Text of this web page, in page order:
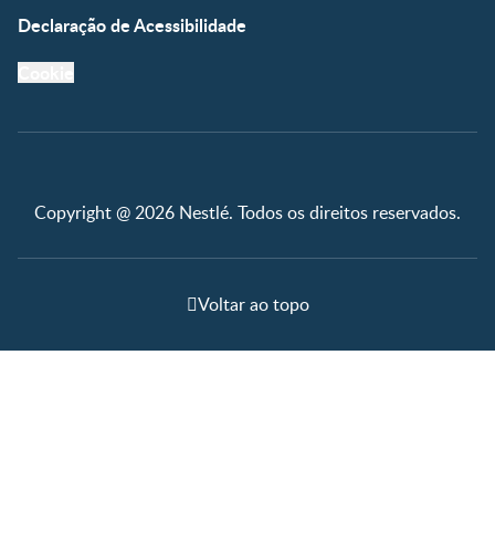
Declaração de Acessibilidade
Copyright @ 2026 Nestlé. Todos os direitos reservados.
Voltar ao topo